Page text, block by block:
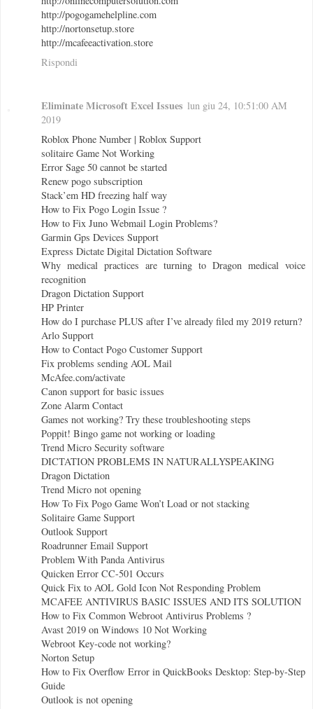
http://pogogamehelpline.com
http://nortonsetup.store
http://mcafeeactivation.store
Rispondi
Eliminate Microsoft Excel Issues lun giu 24, 10:51:00 AM
2019
Roblox Phone Number | Roblox Support
solitaire Game Not Working
Error Sage 50 cannot be started
Renew pogo subscription
Stack’em HD freezing half way
How to Fix Pogo Login Issue ?
How to Fix Juno Webmail Login Problems?
Garmin Gps Devices Support
Express Dictate Digital Dictation Software
Why medical practices are turning to Dragon medical voice
recognition
Dragon Dictation Support
HP Printer
How do I purchase PLUS after I’ve already filed my 2019 return?
Arlo Support
How to Contact Pogo Customer Support
Fix problems sending AOL Mail
McAfee.com/activate
Canon support for basic issues
Zone Alarm Contact
Games not working? Try these troubleshooting steps
Poppit! Bingo game not working or loading
Trend Micro Security software
DICTATION PROBLEMS IN NATURALLYSPEAKING
Dragon Dictation
Trend Micro not opening
How To Fix Pogo Game Won’t Load or not stacking
Solitaire Game Support
Outlook Support
Roadrunner Email Support
Problem With Panda Antivirus
Quicken Error CC-501 Occurs
Quick Fix to AOL Gold Icon Not Responding Problem
MCAFEE ANTIVIRUS BASIC ISSUES AND ITS SOLUTION
How to Fix Common Webroot Antivirus Problems ?
Avast 2019 on Windows 10 Not Working
Webroot Key-code not working?
Norton Setup
How to Fix Overflow Error in QuickBooks Desktop: Step-by-Step
Guide
Outlook is not opening